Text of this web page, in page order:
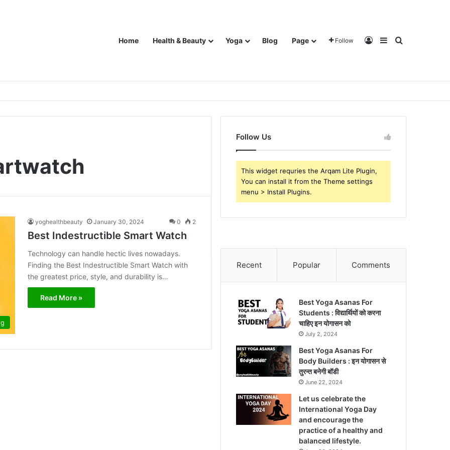
Home Health & Beauty Yoga Blog Page Follow Log InSidebarSearch for
yoghealthbeauty January 30, 2024 0 2
Best Indestructible Smart Watch
Technology can handle hectic lives nowadays.
Finding the Best Indestructible Smart Watch with
the greatest price, style, and durability is…
Read More »
Follow Us
This widget requries the Arqam Lite Plugin,
You can install it from the Theme settings
menu > Install Plugins.
Recent Popular Comments
Best Yoga Asanas For
Students : विद्यार्थियों को करना
चाहिए इन योगासन को
July 2, 2024
Best Yoga Asanas For
Body Builders : इन योगासन से
तुरन्त बनेगी बॉडी
June 22, 2024
Let us celebrate the
International Yoga Day
and encourage the
practice of a healthy and
balanced lifestyle.